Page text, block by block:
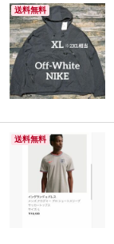
送料無料
送料無料